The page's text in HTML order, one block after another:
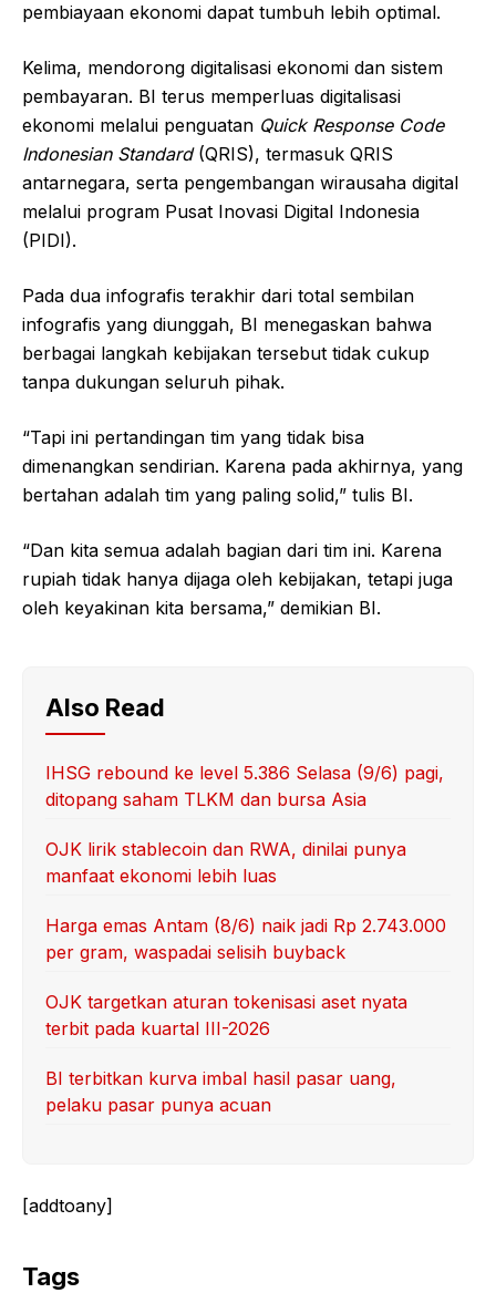
pembiayaan ekonomi dapat tumbuh lebih optimal.
Kelima, mendorong digitalisasi ekonomi dan sistem
pembayaran. BI terus memperluas digitalisasi
ekonomi melalui penguatan Quick Response Code
Indonesian Standard(QRIS), termasuk QRIS
antarnegara, serta pengembangan wirausaha digital
melalui program Pusat Inovasi Digital Indonesia
(PIDI).
Pada dua infografis terakhir dari total sembilan
infografis yang diunggah, BI menegaskan bahwa
berbagai langkah kebijakan tersebut tidak cukup
tanpa dukungan seluruh pihak.
“Tapi ini pertandingan tim yang tidak bisa
dimenangkan sendirian. Karena pada akhirnya, yang
bertahan adalah tim yang paling solid,” tulis BI.
“Dan kita semua adalah bagian dari tim ini. Karena
rupiah tidak hanya dijaga oleh kebijakan, tetapi juga
oleh keyakinan kita bersama,” demikian BI.
Also Read
IHSG rebound ke level 5.386 Selasa (9/6) pagi,
ditopang saham TLKM dan bursa Asia
OJK lirik stablecoin dan RWA, dinilai punya
manfaat ekonomi lebih luas
Harga emas Antam (8/6) naik jadi Rp 2.743.000
per gram, waspadai selisih buyback
OJK targetkan aturan tokenisasi aset nyata
terbit pada kuartal III-2026
BI terbitkan kurva imbal hasil pasar uang,
pelaku pasar punya acuan
[addtoany]
Tags